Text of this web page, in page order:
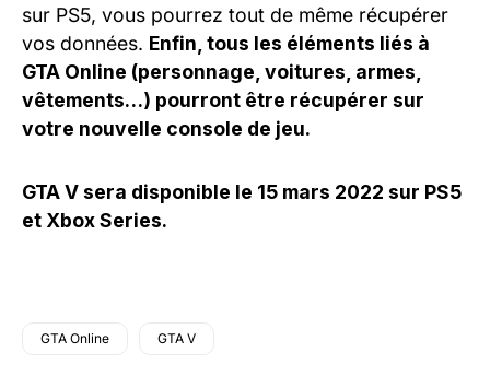
sur PS5, vous pourrez tout de même récupérer
vos données. Enfin, tous les éléments liés à
GTA Online (personnage, voitures, armes,
vêtements…) pourront être récupérer sur
votre nouvelle console de jeu.
GTA V sera disponible le 15 mars 2022 sur PS5
et Xbox Series.
GTA Online GTA V